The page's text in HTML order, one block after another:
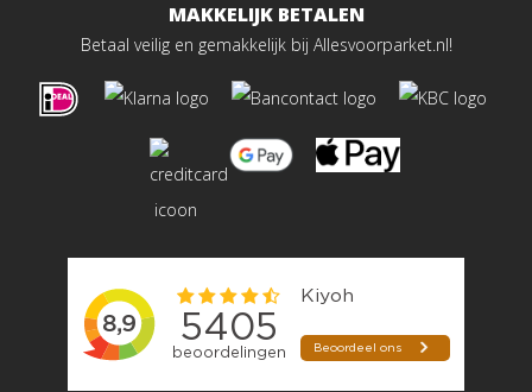
MAKKELIJK BETALEN
Betaal veilig en gemakkelijk bij Allesvoorparket.nl!